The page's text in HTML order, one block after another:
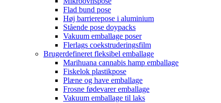
Flad bund pose
Høj barrierepose i aluminium
Stående pose doypacks
Vakuum emballage poser
Flerlags coekstruderingsfilm
Brugerdefineret fleksibel emballage
Marihuana cannabis hamp emballage
Fiskelok plastikpose
Plæne og have emballage
Frosne fødevarer emballage
Vakuum emballage til laks